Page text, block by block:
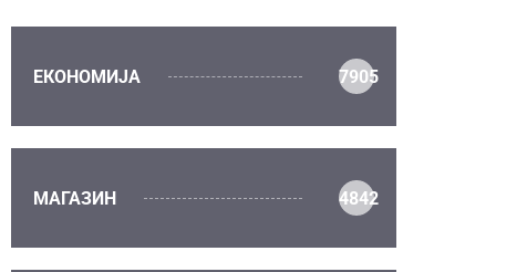
ЕКОНОМИЈА 7905
МАГАЗИН 4842